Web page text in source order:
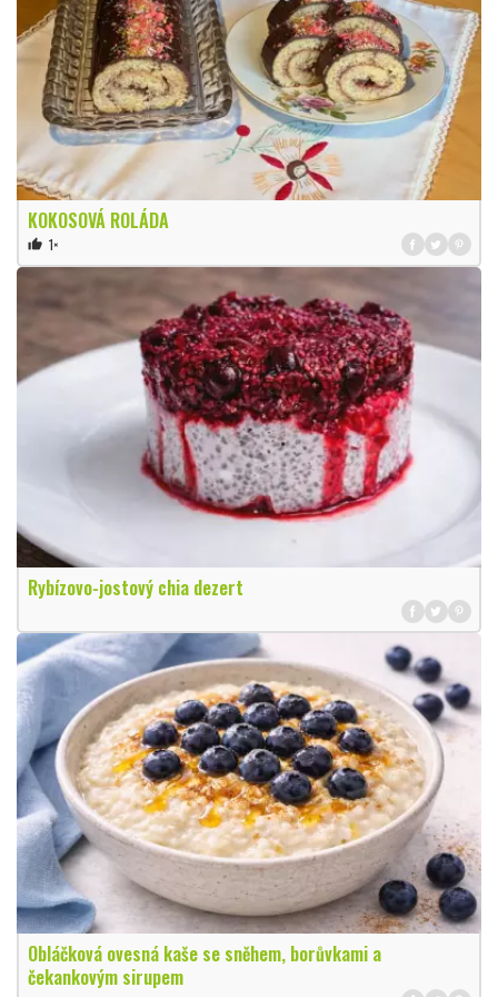
KOKOSOVÁ ROLÁDA
thumb_up 1×
Rybízovo-jostový chia dezert
Obláčková ovesná kaše se sněhem, borůvkami a
čekankovým sirupem